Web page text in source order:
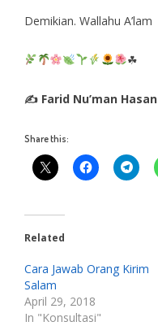
Demikian. Wallahu A’lam
☘
✍ Farid Nu’man Hasan
Share this:
Related
Cara Jawab Orang Kirim
Salam
April 29, 2018
In "Konsultasi"